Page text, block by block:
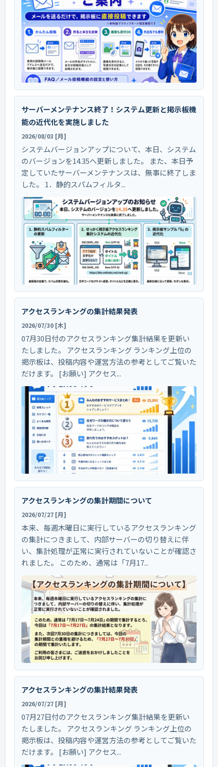
サーバーメンテナンス終了！システム更新と掲示板機
能の近代化を実施しました
2026/08/03 [月]
システムバージョンアップについて、本日、システム
のバージョンを14.35へ更新しました。 また、本日予
定していたサーバーメンテナンスは、無事に終了しま
した。 1．静的スパムフィルタ...
アクセスランキングの集計結果発表
2026/07/30 [木]
07月30日付のアクセスランキング集計結果を更新い
たしました。 アクセスランキング ランキング上位の
掲示板は、投稿内容や運営方法の参考としてご覧いた
だけます。 [お願い] アクセス...
アクセスランキングの集計期間について
2026/07/27 [月]
本来、毎週木曜日に実行しているアクセスランキング
の集計につきまして、内部サーバーの切り替えに伴
い、集計処理が正常に実行されていないことが確認さ
れました。 このため、通常は「7月17...
アクセスランキングの集計結果発表
2026/07/27 [月]
07月27日付のアクセスランキング集計結果を更新い
たしました。 アクセスランキング ランキング上位の
掲示板は、投稿内容や運営方法の参考としてご覧いた
だけます。 [お願い] アクセス...